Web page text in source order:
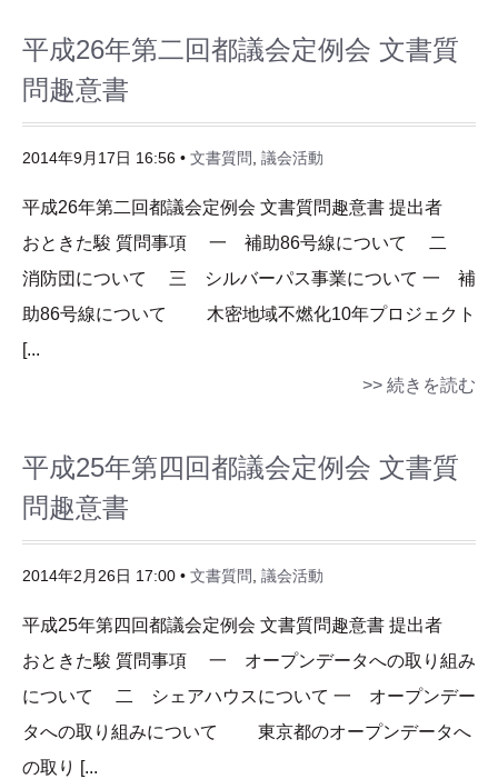
平成26年第二回都議会定例会 文書質
問趣意書
2014年9月17日 16:56 • 文書質問 , 議会活動
平成26年第二回都議会定例会 文書質問趣意書 提出者
おときた駿 質問事項 一 補助86号線について 二
消防団について 三 シルバーパス事業について 一 補
助86号線について 木密地域不燃化10年プロジェクト
[...
>> 続きを読む
平成25年第四回都議会定例会 文書質
問趣意書
2014年2月26日 17:00 • 文書質問 , 議会活動
平成25年第四回都議会定例会 文書質問趣意書 提出者
おときた駿 質問事項 一 オープンデータへの取り組み
について 二 シェアハウスについて 一 オープンデー
タへの取り組みについて 東京都のオープンデータへ
の取り [...